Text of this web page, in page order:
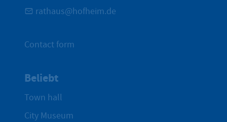
rathaus@hofheim.de
Contact form
Beliebt
Town hall
City Museum